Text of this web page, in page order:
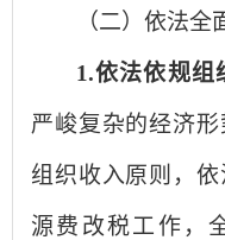
（二）依法
1.依法依规组
严峻复杂的经济
组织收入原则，
源费改税工作，